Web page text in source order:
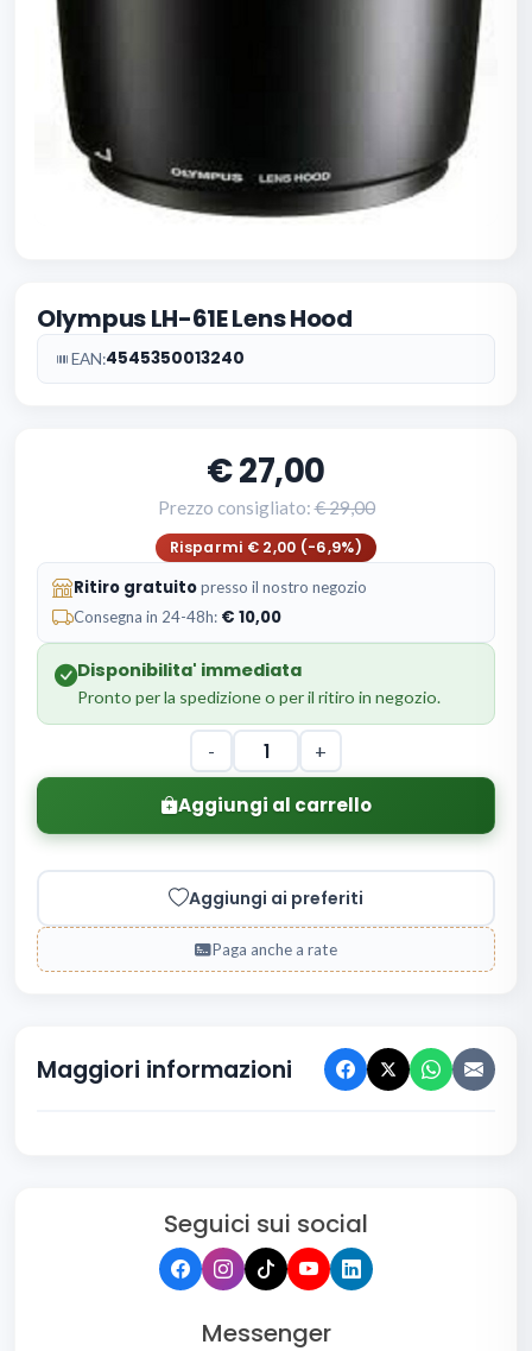
Olympus LH-61E Lens Hood
EAN:4545350013240
27,00
Prezzo consigliato:29,00
Risparmi € 2,00 (-6,9%)
Ritiro gratuitopresso il nostro negozio
Consegna in 24-48h: 10,00
Disponibilita' immediata
Pronto per la spedizione o per il ritiro in negozio.
- +
Aggiungi al carrello
Aggiungi ai preferiti
Paga anche a rate
Maggiori informazioni
Seguici sui social
Messenger